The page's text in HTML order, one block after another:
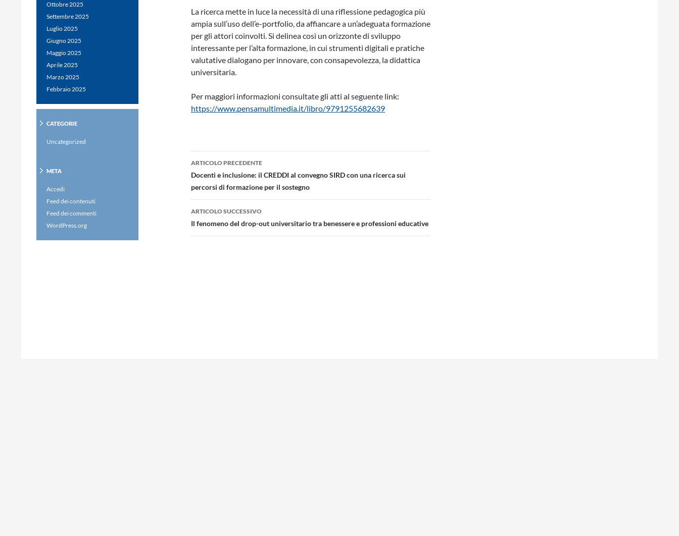
La ricerca mette in luce la necessità di una riflessione pedagogica più
ampia sull’uso dell’e-portfolio, da affiancare a un’adeguata formazione
per gli attori coinvolti. Si delinea così un orizzonte di sviluppo
interessante per l’alta formazione, in cui strumenti digitali e pratiche
valutative dialogano per innovare, con consapevolezza, la didattica
universitaria.
Per maggiori informazioni consultate gli atti al seguente link:
https://www.pensamultimedia.it/libro/9791255682639
Navigazione
articolo
ARTICOLO PRECEDENTE
Docenti e inclusione: il CREDDI al convegno SIRD con una ricerca sui
percorsi di formazione per il sostegno
ARTICOLO SUCCESSIVO
Il fenomeno del drop-out universitario tra benessere e professioni educative
Ottobre 2025
Settembre 2025
Luglio 2025
Giugno 2025
Maggio 2025
Aprile 2025
Marzo 2025
Febbraio 2025
CATEGORIE
Uncategorized
META
Accedi
Feed dei contenuti
Feed dei commenti
WordPress.org